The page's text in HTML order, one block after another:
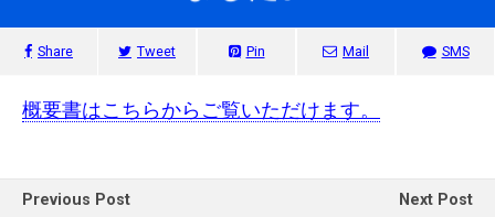
Share Tweet Pin Mail SMS
概要書はこちらからご覧いただけます。
Previous Post
Next Post